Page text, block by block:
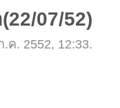
07/52)
ค. 2552, 12:33.